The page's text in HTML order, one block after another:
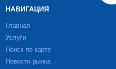
НАВИГАЦИЯ
Главная
Услуги
Поиск по карте
Новости рынка